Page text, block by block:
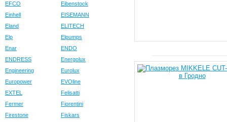
EFCO
Eibenstock
Einhell
EISEMANN
Eland
ELITECH
Elp
Elpumps
Enar
ENDO
ENDRESS
Energolux
Engineering
Eurolux
Europower
EVOline
EXTEL
Felisatti
Fermer
Fiorentini
Firestone
Fiskars